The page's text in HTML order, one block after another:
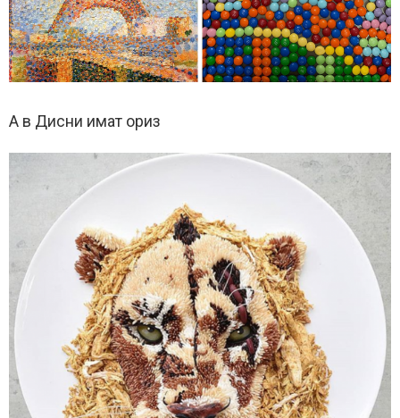
А в Дисни имат ориз